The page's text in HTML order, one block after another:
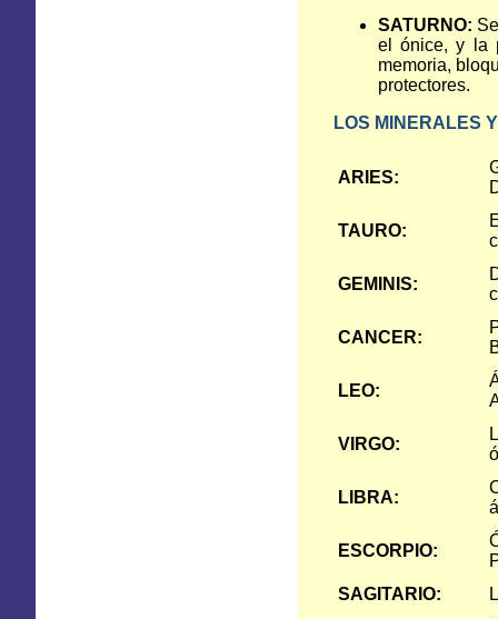
SATURNO:
el ónice, y la
memoria,
protectores.
LOS MINERALES
ARIES:
TAURO:
GEMINIS:
CANCER:
LEO:
VIRGO:
LIBRA:
ESCORPIO:
SAGITARIO: